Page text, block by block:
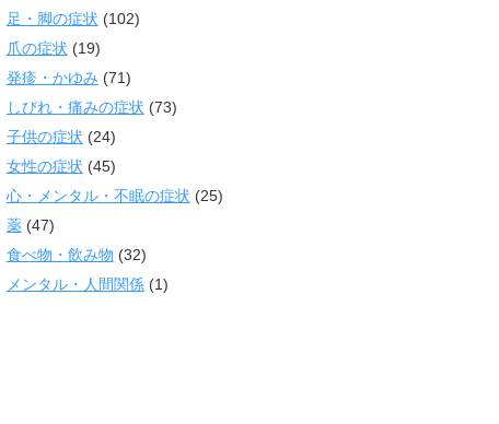
足・脚の症状 (102)
爪の症状 (19)
発疹・かゆみ (71)
しびれ・痛みの症状 (73)
子供の症状 (24)
女性の症状 (45)
心・メンタル・不眠の症状 (25)
薬(47)
食べ物・飲み物 (32)
メンタル・人間関係(1)